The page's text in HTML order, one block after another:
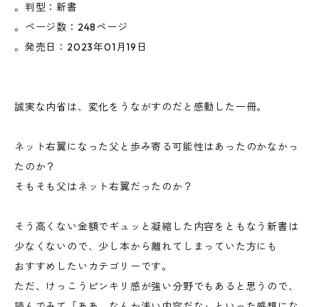
。判型：新書
。ページ数：248ページ
。発売日：2023年01月19日
誠実な内省は、変化をうながすのだと感動した一冊。
ネット右翼になった父と歩み寄る可能性はあったのかなかっ
たのか？
そもそも父はネット右翼だったのか？
そう高くない金額でギュッと凝縮した内容をともなう新書は
少なくないので、少し本から離れてしまっていた方にも
おすすめしたいカテゴリーです。
ただ、けっこうピンキリ感が強い分野でもあると思うので、